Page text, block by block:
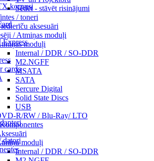
korpusi
cards
datori
Sēdēt - stāvēt risinājumi
/ toneri
aksesuāri
/ Atmiņas moduļi
moduļi
Internal / DDR / SO-DDR
M2.NGFF
MSATA
SATA
Sercure Digital
Solid State Discs
USB
R/RW / Blu-Ray/ LTO
moduļi
Internal / DDR / SO-DDR